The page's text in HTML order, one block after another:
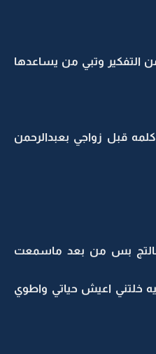
التفكير وتبي من يساعدها
قبل زواجي بعبدالرحمن
بس من بعد ماسمعت
خلتني اعيش حياتي واطوي